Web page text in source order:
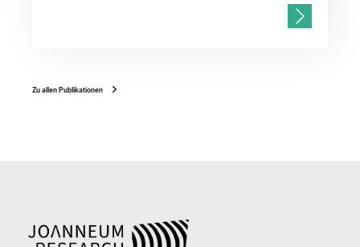
Zu allen Publikationen